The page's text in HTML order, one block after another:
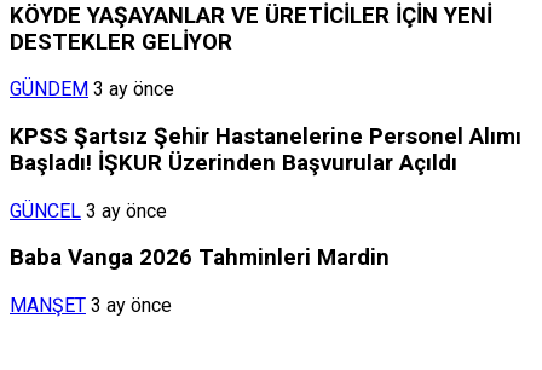
KÖYDE YAŞAYANLAR VE ÜRETİCİLER İÇİN YENİ
DESTEKLER GELİYOR
GÜNDEM 3 ay önce
KPSS Şartsız Şehir Hastanelerine Personel Alımı
Başladı! İŞKUR Üzerinden Başvurular Açıldı
GÜNCEL 3 ay önce
Baba Vanga 2026 Tahminleri Mardin
MANŞET 3 ay önce